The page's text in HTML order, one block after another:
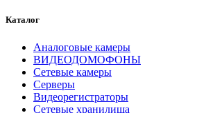
Каталог
Аналоговые камеры
ВИДЕОДОМОФОНЫ
Сетевые камеры
Серверы
Видеорегистраторы
Сетевые хранилища